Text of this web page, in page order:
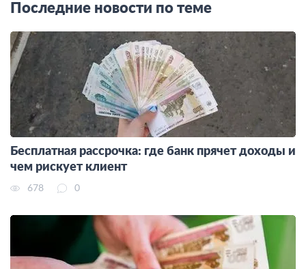
Последние новости по теме
Бесплатная рассрочка: где банк прячет доходы и
чем рискует клиент
678 0